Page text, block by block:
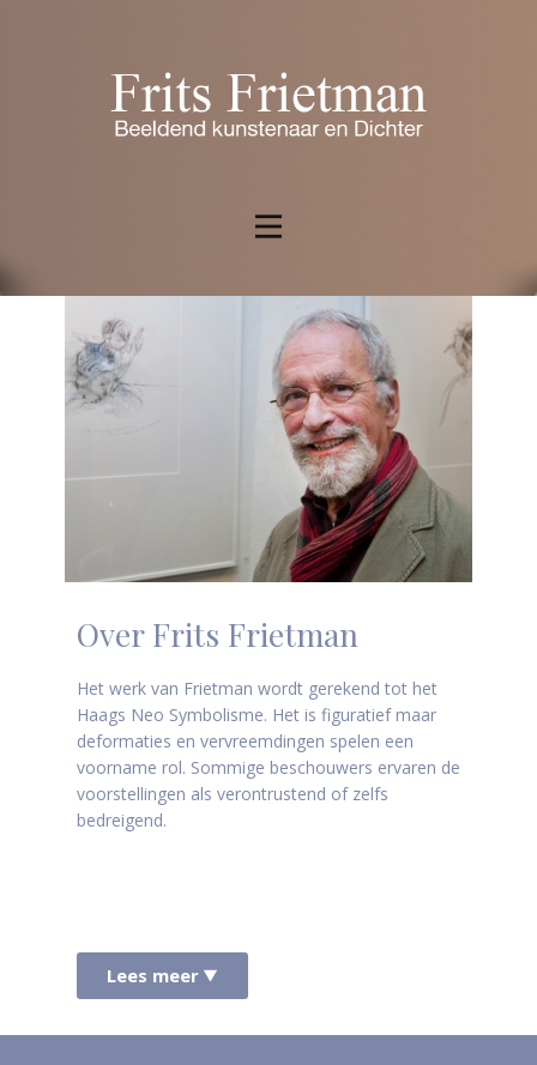
Over Frits Frietman
Het werk van Frietman wordt gerekend tot het
Haags Neo Symbolisme. Het is figuratief maar
deformaties en vervreemdingen spelen een
voorname rol. Sommige beschouwers ervaren de
voorstellingen als verontrustend of zelfs
bedreigend.
Lees meer